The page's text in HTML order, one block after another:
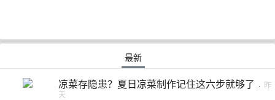
最新
凉菜存隐患？夏日凉菜制作记住这六步就够了 · 昨
天